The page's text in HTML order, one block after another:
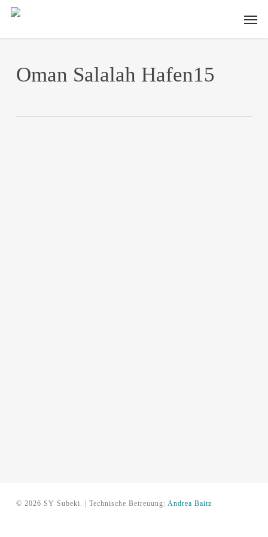
Skip
main
Oman Salalah Hafen15
© 2026 SY Subeki. | Technische Betreuung: Andrea Baitz